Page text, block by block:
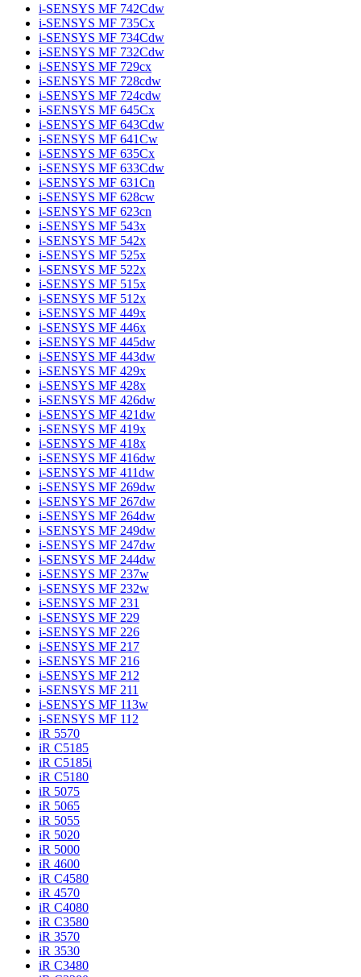
i-SENSYS MF 742Cdw
i-SENSYS MF 735Cx
i-SENSYS MF 734Cdw
i-SENSYS MF 732Cdw
i-SENSYS MF 729cx
i-SENSYS MF 728cdw
i-SENSYS MF 724cdw
i-SENSYS MF 645Cx
i-SENSYS MF 643Cdw
i-SENSYS MF 641Cw
i-SENSYS MF 635Cx
i-SENSYS MF 633Cdw
i-SENSYS MF 631Cn
i-SENSYS MF 628cw
i-SENSYS MF 623cn
i-SENSYS MF 543x
i-SENSYS MF 542x
i-SENSYS MF 525x
i-SENSYS MF 522x
i-SENSYS MF 515x
i-SENSYS MF 512x
i-SENSYS MF 449x
i-SENSYS MF 446x
i-SENSYS MF 445dw
i-SENSYS MF 443dw
i-SENSYS MF 429x
i-SENSYS MF 428x
i-SENSYS MF 426dw
i-SENSYS MF 421dw
i-SENSYS MF 419x
i-SENSYS MF 418x
i-SENSYS MF 416dw
i-SENSYS MF 411dw
i-SENSYS MF 269dw
i-SENSYS MF 267dw
i-SENSYS MF 264dw
i-SENSYS MF 249dw
i-SENSYS MF 247dw
i-SENSYS MF 244dw
i-SENSYS MF 237w
i-SENSYS MF 232w
i-SENSYS MF 231
i-SENSYS MF 229
i-SENSYS MF 226
i-SENSYS MF 217
i-SENSYS MF 216
i-SENSYS MF 212
i-SENSYS MF 211
i-SENSYS MF 113w
i-SENSYS MF 112
iR 5570
iR C5185
iR C5185i
iR C5180
iR 5075
iR 5065
iR 5055
iR 5020
iR 5000
iR 4600
iR C4580
iR 4570
iR C4080
iR C3580
iR 3570
iR 3530
iR C3480